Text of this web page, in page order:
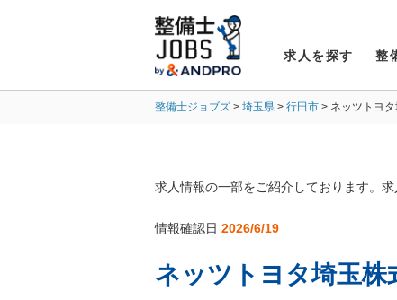
求人を探す 整
整備士ジョブズ 埼玉県 行田市 ネッツトヨ
求人情報の一部をご紹介しております。
情報確認日 2026/6/19
ネッツトヨタ埼玉株